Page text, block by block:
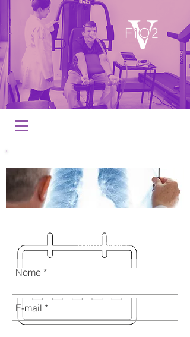
AGENDE SUA SESSÃO DE
FISIOTERAPIA CONOSCO